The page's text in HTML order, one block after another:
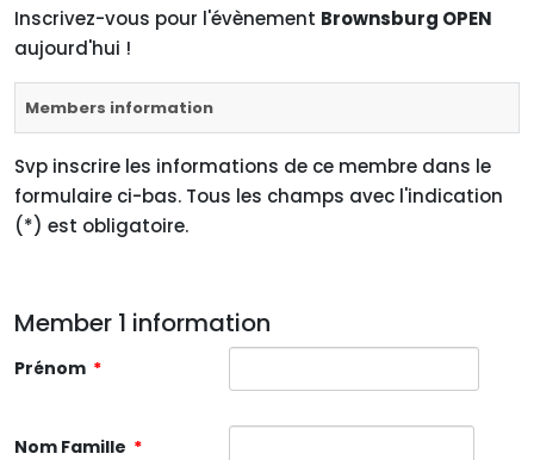
Inscrivez-vous pour l'évènement Brownsburg OPEN
aujourd'hui !
Members information
Svp inscrire les informations de ce membre dans le
formulaire ci-bas. Tous les champs avec l'indication
(*) est obligatoire.
Member 1 information
Prénom *
Nom Famille *